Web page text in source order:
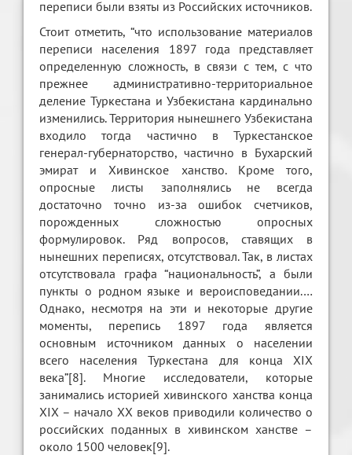
переписи были взяты из Российских источников.
Стоит отметить, “что использование материалов
переписи населения 1897 года представляет
определенную сложность, в связи с тем, с что
прежнее административно-территориальное
деление Туркестана и Узбекистана кардинально
изменились. Территория нынешнего Узбекистана
входило тогда частично в Туркестанское
генерал-губернаторство, частично в Бухарский
эмират и Хивинское ханство. Кроме того,
опросные листы заполнялись не всегда
достаточно точно из-за ошибок счетчиков,
порожденных сложностью опросных
формулировок. Ряд вопросов, ставящих в
нынешних переписях, отсутствовал. Так, в листах
отсутствовала графа “национальность”, а были
пункты о родном языке и вероисповедании.…
Однако, несмотря на эти и некоторые другие
моменты, перепись 1897 года является
основным источником данных о населении
всего населения Туркестана для конца XIX
века”[8]. Многие исследователи, которые
занимались историей хивинского ханства конца
XIX – начало XX веков приводили количество о
российских поданных в хивинском ханстве –
около 1500 человек[9].